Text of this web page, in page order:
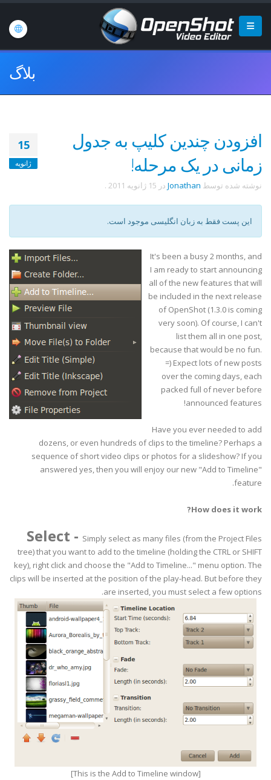
بلاگ
15
ژانویه
افزودن چندین کلیپ به جدول
زمانی در یک مرحله!
نوشته شده توسط Jonathan در 15 ژانویه 2011 .
این پست فقط به زبان انگلیسی موجود است.
It's been a busy 2 months, and
I am ready to start announcing
all of the new features that will
be included in the next release
of OpenShot (1.3.0 is coming
very soon). Of course, I can't
list them all in one post,
because that would be no fun.
=) Expect lots of new posts
over the coming days, each
packed full of never before
announced features!
Have you ever needed to add
dozens, or even hundreds of clips to the timeline? Perhaps a
sequence of short video clips or photos for a slideshow? If you
answered yes, then you will enjoy our new "Add to Timeline"
feature.
How does it work?
Select - Simply select as many files (from the Project Files
tree) that you want to add to the timeline (holding the CTRL or SHIFT
key), right click and choose the "Add to Timeline..." menu option. The
clips will be inserted at the position of the play-head. But before they
are inserted, you must select a few options.
[This is the Add to Timeline window]